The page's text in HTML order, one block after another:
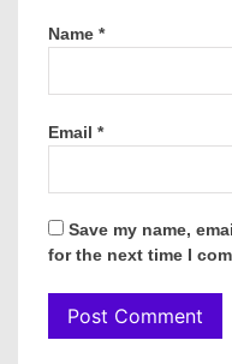
Name *
Email *
Save my name,
for the next time I